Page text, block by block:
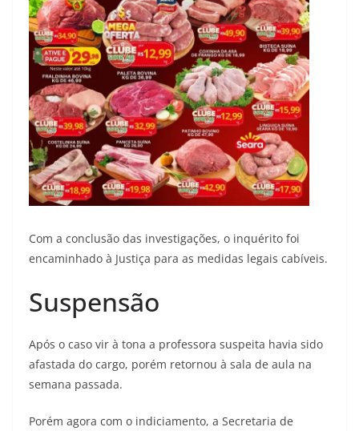
Com a conclusão das investigações, o inquérito foi
encaminhado à Justiça para as medidas legais cabíveis.
Suspensão
Após o caso vir à tona a professora suspeita havia sido
afastada do cargo, porém retornou à sala de aula na
semana passada.
Porém agora com o indiciamento, a Secretaria de